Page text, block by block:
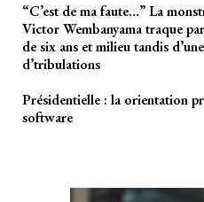
“C’est de ma faute…” La
Victor Wembanyama traque
de six ans et milieu tandis
d’tribulations
Présidentielle : la orientation
software